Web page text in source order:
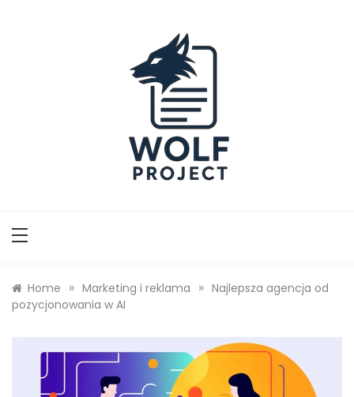
Home » Marketing i reklama » Najlepsza agencja od
pozycjonowania w AI